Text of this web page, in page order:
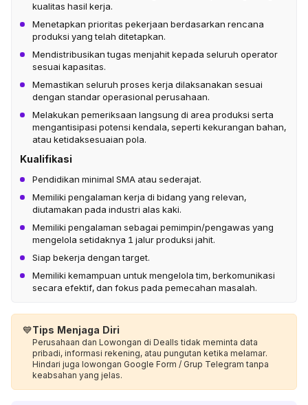
kualitas hasil kerja.
Menetapkan prioritas pekerjaan berdasarkan rencana
produksi yang telah ditetapkan.
Mendistribusikan tugas menjahit kepada seluruh operator
sesuai kapasitas.
Memastikan seluruh proses kerja dilaksanakan sesuai
dengan standar operasional perusahaan.
Melakukan pemeriksaan langsung di area produksi serta
mengantisipasi potensi kendala, seperti kekurangan bahan,
atau ketidaksesuaian pola.
Kualifikasi
Pendidikan minimal SMA atau sederajat.
Memiliki pengalaman kerja di bidang yang relevan,
diutamakan pada industri alas kaki.
Memiliki pengalaman sebagai pemimpin/pengawas yang
mengelola setidaknya 1 jalur produksi jahit.
Siap bekerja dengan target.
Memiliki kemampuan untuk mengelola tim, berkomunikasi
secara efektif, dan fokus pada pemecahan masalah.
💙Tips Menjaga Diri
Perusahaan dan Lowongan di Dealls tidak meminta data
pribadi, informasi rekening, atau pungutan ketika melamar.
Hindari juga lowongan Google Form / Grup Telegram tanpa
keabsahan yang jelas.